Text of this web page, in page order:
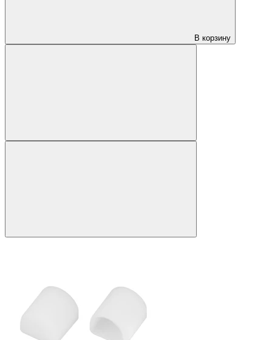
В корзину